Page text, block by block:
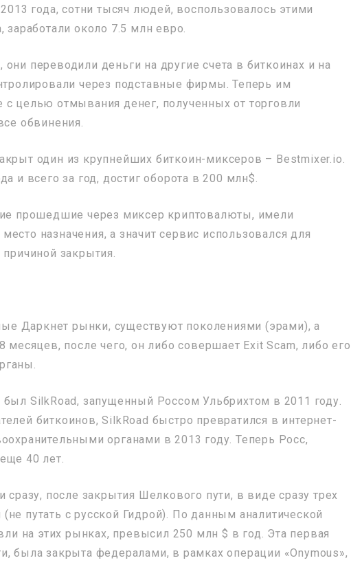
года, сотни тысяч людей, воспользовалось этими
около 7.5 млн евро.
переводили деньги на другие счета в биткоинах и на
через подставные фирмы. Теперь им
целью отмывания денег, полученных от торговли
обвинения.
один из крупнейших биткоин-миксеров – Bestmixer.io.
и всего за год, достиг оборота в 200 млн$.
прошедшие через миксер криптовалюты, имели
назначения, а значит сервис использовался для
закрытия.
Даркнет рынки, существуют поколениями (эрами), а
после чего, он либо совершает Exit Scam, либо его
SilkRoad, запущенный Россом Ульбрихтом в 2011 году.
биткоинов, SilkRoad быстро превратился в интернет-
органами в 2013 году. Теперь Росс,
40 лет.
сразу, после закрытия Шелкового пути, в виде сразу трех
путать с русской Гидрой). По данным аналитической
на этих рынках, превысил 250 млн $ в год. Эта первая
была закрыта федералами, в рамках операции «Onymous»,